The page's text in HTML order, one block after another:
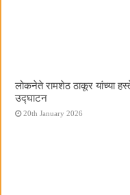
लोकनेते रामशेठ ठाकूर यांच्या
उद्घाटन
20th January 2026